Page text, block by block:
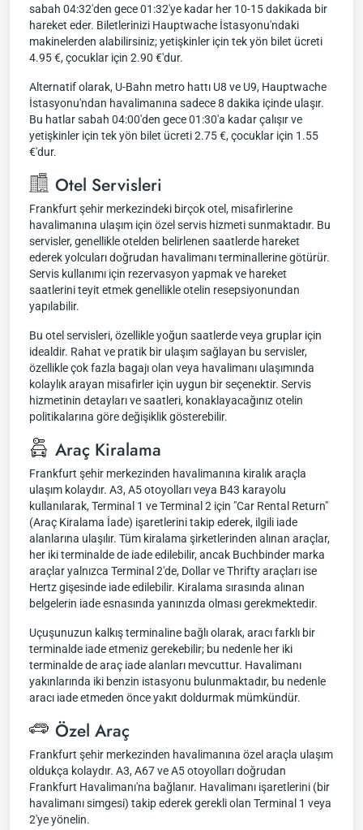
sabah 04:32'den gece 01:32'ye kadar her 10-15 dakikada bir
hareket eder. Biletlerinizi Hauptwache İstasyonu'ndaki
makinelerden alabilirsiniz; yetişkinler için tek yön bilet ücreti
4.95 €, çocuklar için 2.90 €'dur.
Alternatif olarak, U-Bahn metro hattı U8 ve U9, Hauptwache
İstasyonu'ndan havalimanına sadece 8 dakika içinde ulaşır.
Bu hatlar sabah 04:00'den gece 01:30'a kadar çalışır ve
yetişkinler için tek yön bilet ücreti 2.75 €, çocuklar için 1.55
€'dur.
Otel Servisleri
Frankfurt şehir merkezindeki birçok otel, misafirlerine
havalimanına ulaşım için özel servis hizmeti sunmaktadır. Bu
servisler, genellikle otelden belirlenen saatlerde hareket
ederek yolcuları doğrudan havalimanı terminallerine götürür.
Servis kullanımı için rezervasyon yapmak ve hareket
saatlerini teyit etmek genellikle otelin resepsiyonundan
yapılabilir.
Bu otel servisleri, özellikle yoğun saatlerde veya gruplar için
idealdir. Rahat ve pratik bir ulaşım sağlayan bu servisler,
özellikle çok fazla bagajı olan veya havalimanı ulaşımında
kolaylık arayan misafirler için uygun bir seçenektir. Servis
hizmetinin detayları ve saatleri, konaklayacağınız otelin
politikalarına göre değişiklik gösterebilir.
Araç Kiralama
Frankfurt şehir merkezinden havalimanına kiralık araçla
ulaşım kolaydır. A3, A5 otoyolları veya B43 karayolu
kullanılarak, Terminal 1 ve Terminal 2 için "Car Rental Return"
(Araç Kiralama İade) işaretlerini takip ederek, ilgili iade
alanlarına ulaşılır. Tüm kiralama şirketlerinden alınan araçlar,
her iki terminalde de iade edilebilir, ancak Buchbinder marka
araçlar yalnızca Terminal 2'de, Dollar ve Thrifty araçları ise
Hertz gişesinde iade edilebilir. Kiralama sırasında alınan
belgelerin iade esnasında yanınızda olması gerekmektedir.
Uçuşunuzun kalkış terminaline bağlı olarak, aracı farklı bir
terminalde iade etmeniz gerekebilir; bu nedenle her iki
terminalde de araç iade alanları mevcuttur. Havalimanı
yakınlarında iki benzin istasyonu bulunmaktadır, bu nedenle
aracı iade etmeden önce yakıt doldurmak mümkündür.
Özel Araç
Frankfurt şehir merkezinden havalimanına özel araçla ulaşım
oldukça kolaydır. A3, A67 ve A5 otoyolları doğrudan
Frankfurt Havalimanı'na bağlanır. Havalimanı işaretlerini (bir
havalimanı simgesi) takip ederek gerekli olan Terminal 1 veya
2'ye yönelin.